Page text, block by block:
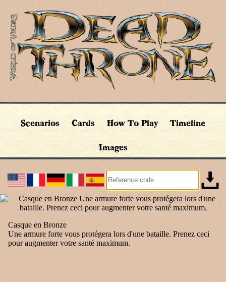
Scenarios Cards How To Play Timeline
Images
Casque en Bronze
Une armure forte vous protégera lors d'une bataille. Prenez ceci
pour augmenter votre santé maximum.